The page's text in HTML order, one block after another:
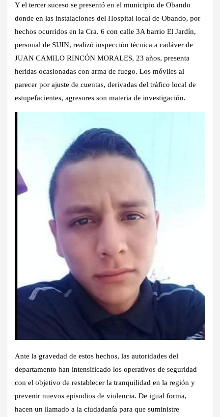
Y el tercer suceso se presentó en el municipio de Obando
donde en las instalaciones del Hospital local de Obando, por
hechos ocurridos en la Cra. 6 con calle 3A barrio El Jardín,
personal de SIJIN, realizó inspección técnica a cadáver de
JUAN CAMILO RINCÓN MORALES, 23 años, presenta
heridas ocasionadas con arma de fuego. Los móviles al
parecer por ajuste de cuentas, derivadas del tráfico local de
estupefacientes, agresores son materia de investigación.
Ante la gravedad de estos hechos, las autoridades del
departamento han intensificado los operativos de seguridad
con el objetivo de restablecer la tranquilidad en la región y
prevenir nuevos episodios de violencia. De igual forma,
hacen un llamado a la ciudadanía para que suministre